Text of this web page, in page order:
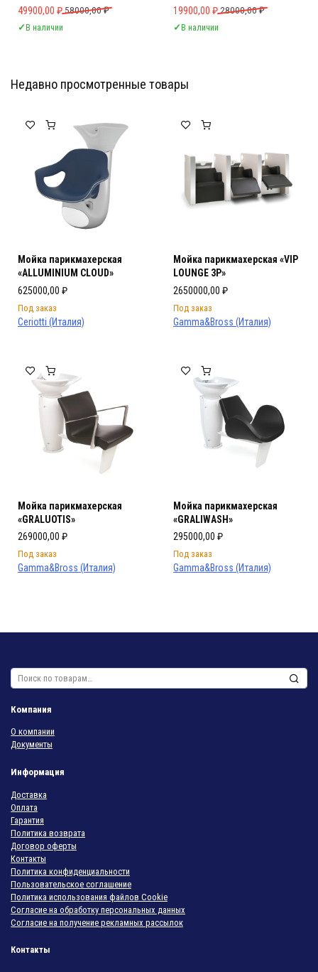
58000,00₽
Первоначальная цена составляла 58000,00 ₽.
49900,00 ₽
Текущая цена: 49900,00 ₽.
✓В наличии
28000,00₽
Первоначальная цена
19900,00 ₽
Текущая цена: 19900,00 ₽.
✓В наличии
Недавно просмотренные товары
Мойка парикмахерская
«ALLUMINIUM CLOUD»
625000,00 ₽
Под заказ
Ceriotti (Италия)
Мойка парикмахерская «VIP
LOUNGE 3P»
2650000,00 ₽
Под заказ
Gamma&Bross (Италия)
Мойка парикмахерская
«GRALUOTIS»
269000,00 ₽
Под заказ
Gamma&Bross (Италия)
Мойка парикмахерская
«GRALIWASH»
295000,00 ₽
Под заказ
Gamma&Bross (Италия)
Искать:
Компания
О компании
Документы
Информация
Доставка
Оплата
Гарантия
Политика возврата
Договор оферты
Контакты
Политика конфиденциальности
Пользовательское соглашение
Политика использования файлов Cookie
Согласие на обработку персональных данных
Согласие на получение рекламных рассылок
Контакты